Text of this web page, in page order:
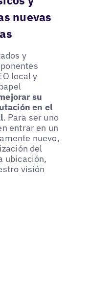
nuevas
y
local y
su
en el
. Para ser uno
entrar en un
nuevo,
del
ubicación,
visión